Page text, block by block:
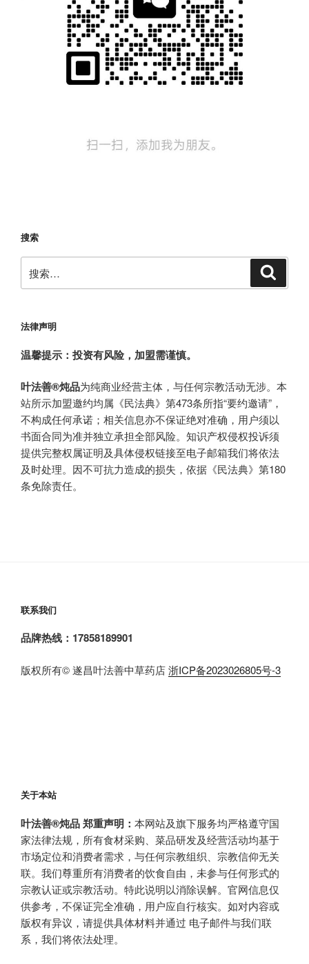
搜索
索：
法律声明
温馨提示：投资有风险，加盟需谨慎。
叶法善®炖品为纯商业经营主体，与任何宗教活动无涉。本
站所示加盟邀约均属《民法典》第473条所指“要约邀请”，
不构成任何承诺；相关信息亦不保证绝对准确，用户须以
书面合同为准并独立承担全部风险。知识产权侵权投诉须
提供完整权属证明及具体侵权链接至电子邮箱我们将依法
及时处理。因不可抗力造成的损失，依据《民法典》第180
条免除责任。
联系我们
品牌热线：17858189901
版权所有© 遂昌叶法善中草药店浙ICP备2023026805号-3
关于本站
叶法善®炖品 郑重声明： 本网站及旗下服务均严格遵守国
家法律法规，所有食材采购、菜品研发及经营活动均基于
市场定位和消费者需求，与任何宗教组织、宗教信仰无关
联。我们尊重所有消费者的饮食自由，未参与任何形式的
宗教认证或宗教活动。特此说明以消除误解。官网信息仅
供参考，不保证完全准确，用户应自行核实。如对内容或
版权有异议，请提供具体材料并通过 电子邮件与我们联
系，我们将依法处理。